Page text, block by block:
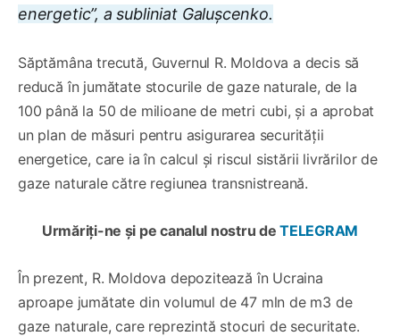
energetic”, a subliniat Galușcenko.
Săptămâna trecută, Guvernul R. Moldova a decis să
reducă în jumătate stocurile de gaze naturale, de la
100 până la 50 de milioane de metri cubi, și a aprobat
un plan de măsuri pentru asigurarea securității
energetice, care ia în calcul și riscul sistării livrărilor de
gaze naturale către regiunea transnistreană.
Urmăriți-ne și pe canalul nostru deTELEGRAM
În prezent, R. Moldova depozitează în Ucraina
aproape jumătate din volumul de 47 mln de m3 de
gaze naturale, care reprezintă stocuri de securitate.